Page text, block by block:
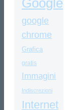
Google
google
chrome
Grafica
gratis
Immagini
Indiscrezioni
Internet